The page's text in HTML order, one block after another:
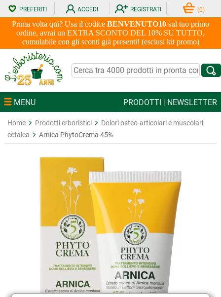
Prima volta qui? Usa il codice BENVENUTO10 sul tuo primo
ordine, avrai un EXTRA SCONTO DEL 10% SU TUTTO,
cumulabile con gli sconti già presenti! (esclusi kit promo)
PREFERITI ACCEDI REGISTRATI (0)
MENU PRODOTTI | NEWSLETTER
Home Prodotti erboristici
Dolori osteo-articolari e muscolari,
cefalea
Arnica PhytoCrema 45%